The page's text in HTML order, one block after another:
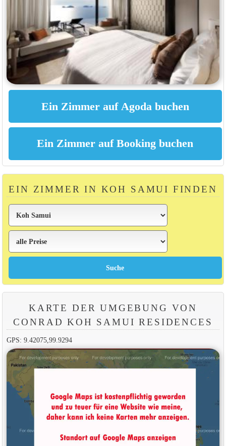
EIN ZIMMER IN KOH SAMUI FINDEN
KARTE DER UMGEBUNG VON
CONRAD KOH SAMUI RESIDENCES
GPS: 9.42075,99.9294